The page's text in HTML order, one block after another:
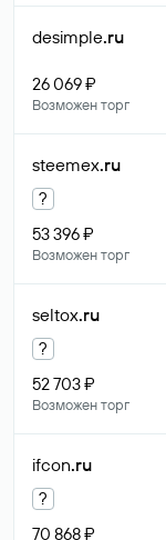
desimple.ru
26 069 ₽
Возможен торг
steemex.ru
?
53 396 ₽
Возможен торг
seltox.ru
?
52 703 ₽
Возможен торг
ifcon.ru
?
70 868 ₽